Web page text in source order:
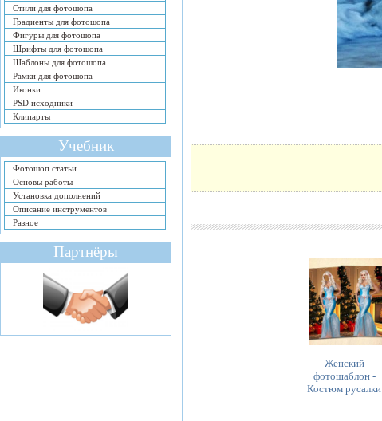
Стили для фотошопа
Градиенты для фотошопа
Фигуры для фотошопа
Шрифты для фотошопа
Шаблоны для фотошопа
Рамки для фотошопа
Иконки
PSD исходники
Клипарты
Учебник
Фотошоп статьи
Основы работы
Установка дополнений
Описание инструментов
Разное
Партнёры
Женский
фотошаблон -
Костюм русалки